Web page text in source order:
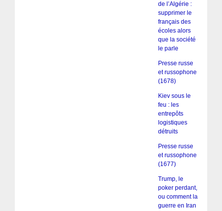
de l’Algérie :
supprimer le
français des
écoles alors
que la société
le parle
Presse russe
et russophone
(1678)
Kiev sous le
feu : les
entrepôts
logistiques
détruits
Presse russe
et russophone
(1677)
Trump, le
poker perdant,
ou comment la
guerre en Iran